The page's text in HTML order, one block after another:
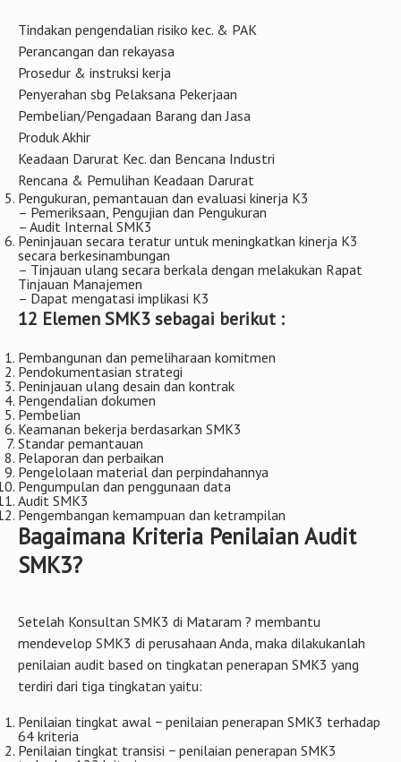
Tindakan pengendalian risiko kec. & PAK
Perancangan dan rekayasa
Prosedur & instruksi kerja
Penyerahan sbg Pelaksana Pekerjaan
Pembelian/Pengadaan Barang dan Jasa
Produk Akhir
Keadaan Darurat Kec. dan Bencana Industri
Rencana & Pemulihan Keadaan Darurat
Pengukuran, pemantauan dan evaluasi kinerja K3
– Pemeriksaan, Pengujian dan Pengukuran
– Audit Internal SMK3
Peninjauan secara teratur untuk meningkatkan kinerja K3
secara berkesinambungan
– Tinjauan ulang secara berkala dengan melakukan Rapat
Tinjauan Manajemen
– Dapat mengatasi implikasi K3
12 Elemen SMK3 sebagai berikut :
Pembangunan dan pemeliharaan komitmen
Pendokumentasian strategi
Peninjauan ulang desain dan kontrak
Pengendalian dokumen
Pembelian
Keamanan bekerja berdasarkan SMK3
Standar pemantauan
Pelaporan dan perbaikan
Pengelolaan material dan perpindahannya
Pengumpulan dan penggunaan data
Audit SMK3
Pengembangan kemampuan dan ketrampilan
Bagaimana Kriteria Penilaian Audit
SMK3?
Setelah Konsultan SMK3 di Mataram ? membantu
mendevelop SMK3 di perusahaan Anda, maka dilakukanlah
penilaian audit based on tingkatan penerapan SMK3 yang
terdiri dari tiga tingkatan yaitu:
Penilaian tingkat awal − penilaian penerapan SMK3 terhadap
64 kriteria
Penilaian tingkat transisi − penilaian penerapan SMK3